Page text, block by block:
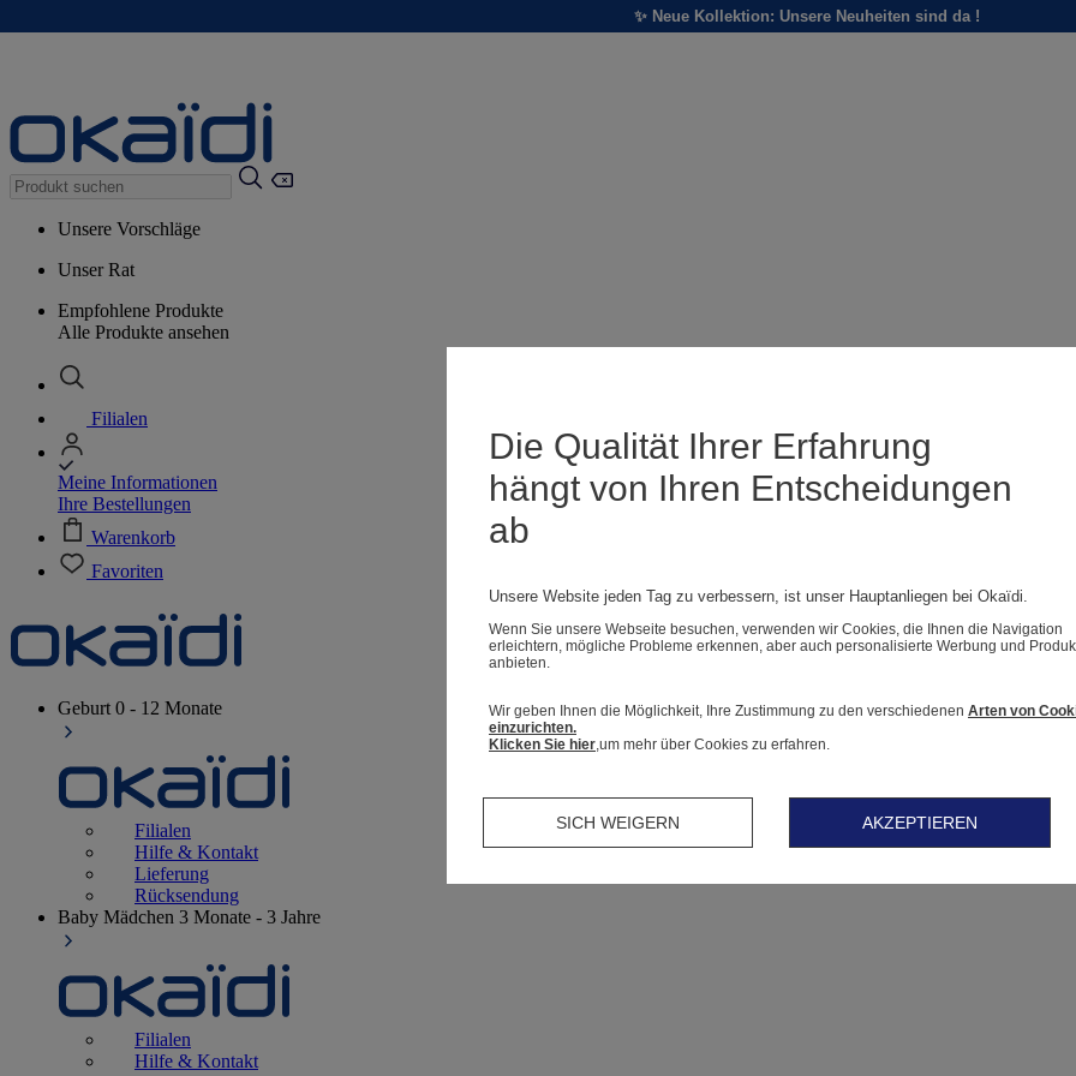
✨ Neue Kollektion: Unsere Neuheiten sind da !
Unsere Vorschläge
Unser Rat
Empfohlene Produkte
Alle Produkte ansehen
Filialen
Meine Informationen
Ihre Bestellungen
Warenkorb
Favoriten
Geburt 0 - 12 Monate
Filialen
Hilfe & Kontakt
Lieferung
Rücksendung
Baby Mädchen 3 Monate - 3 Jahre
Filialen
Hilfe & Kontakt
Die Qualität Ihrer Erfahrung
hängt von Ihren Entscheidungen
ab
Unsere Website jeden Tag zu verbessern, ist unser Hauptanliegen bei Okaïdi.
Wenn Sie unsere Webseite besuchen, verwenden wir Cookies, die Ihnen die Navigation
erleichtern, mögliche Probleme erkennen, aber auch personalisierte Werbung und
anbieten.
Wir geben Ihnen die Möglichkeit, Ihre Zustimmung zu den verschiedenen Arten von
einzurichten.
Klicken Sie hier ,um mehr über Cookies zu erfahren.
SICH WEIGERN AKZEPTIEREN